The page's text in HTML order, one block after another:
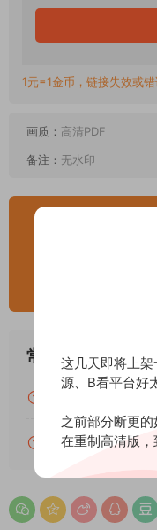
1元=1金币，链接失效或
画质： 高清PDF
备注： 无水印
常见问题
关于本站PDF资
这几天即将上
源、B看平台好
之前部分断更
在重制高清版